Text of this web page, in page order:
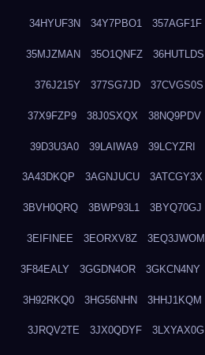
34HYUF3N 34Y7PBO1 357AGF1F
35MJZMAN 35O1QNFZ 36HUTLDS
376J215Y 377SG7JD 37CVGS0S
37X9FZP9 38J0SXQX 38NQ9PDV
39D3U3A0 39LAIWA9 39LCYZRI
3A43DKQP 3AGNJUCU 3ATCGY3X
3BVH0QRQ 3BWP93L1 3BYQ70GJ
3EIFINEE 3EORXV8Z 3EQ3JWOM
3F84EALY 3GGDN4OR 3GKCN4NY
3H92RKQ0 3HG56NHN 3HHJ1KQM
3JRQV2TE 3JX0QDYF 3LXYAX0G